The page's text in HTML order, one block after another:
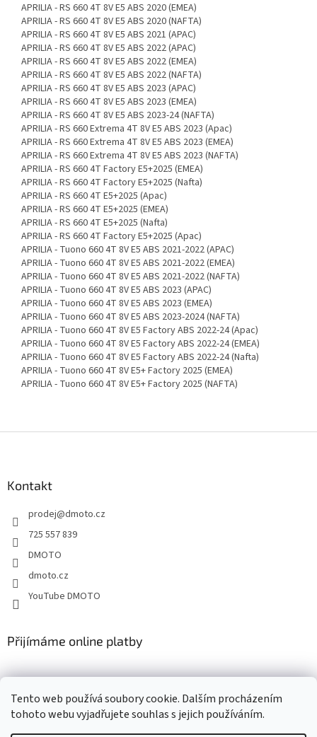
Tento web používá soubory cookie. Dalším procházením
tohoto webu vyjadřujete souhlas s jejich používáním.
APRILIA - RS 660 4T 8V E5 ABS 2020 (EMEA)
APRILIA - RS 660 4T 8V E5 ABS 2020 (NAFTA)
APRILIA - RS 660 4T 8V E5 ABS 2021 (APAC)
APRILIA - RS 660 4T 8V E5 ABS 2022 (APAC)
APRILIA - RS 660 4T 8V E5 ABS 2022 (EMEA)
APRILIA - RS 660 4T 8V E5 ABS 2022 (NAFTA)
APRILIA - RS 660 4T 8V E5 ABS 2023 (APAC)
APRILIA - RS 660 4T 8V E5 ABS 2023 (EMEA)
APRILIA - RS 660 4T 8V E5 ABS 2023-24 (NAFTA)
APRILIA - RS 660 Extrema 4T 8V E5 ABS 2023 (Apac)
APRILIA - RS 660 Extrema 4T 8V E5 ABS 2023 (EMEA)
APRILIA - RS 660 Extrema 4T 8V E5 ABS 2023 (NAFTA)
APRILIA - RS 660 4T Factory E5+2025 (EMEA)
APRILIA - RS 660 4T Factory E5+2025 (Nafta)
APRILIA - RS 660 4T E5+2025 (Apac)
APRILIA - RS 660 4T E5+2025 (EMEA)
APRILIA - RS 660 4T E5+2025 (Nafta)
APRILIA - RS 660 4T Factory E5+2025 (Apac)
APRILIA - Tuono 660 4T 8V E5 ABS 2021-2022 (APAC)
APRILIA - Tuono 660 4T 8V E5 ABS 2021-2022 (EMEA)
APRILIA - Tuono 660 4T 8V E5 ABS 2021-2022 (NAFTA)
APRILIA - Tuono 660 4T 8V E5 ABS 2023 (APAC)
APRILIA - Tuono 660 4T 8V E5 ABS 2023 (EMEA)
APRILIA - Tuono 660 4T 8V E5 ABS 2023-2024 (NAFTA)
APRILIA - Tuono 660 4T 8V E5 Factory ABS 2022-24 (Apac)
APRILIA - Tuono 660 4T 8V E5 Factory ABS 2022-24 (EMEA)
APRILIA - Tuono 660 4T 8V E5 Factory ABS 2022-24 (Nafta)
APRILIA - Tuono 660 4T 8V E5+ Factory 2025 (EMEA)
APRILIA - Tuono 660 4T 8V E5+ Factory 2025 (NAFTA)
Kontakt
prodej@dmoto.cz
725 557 839
DMOTO
dmoto.cz
YouTube DMOTO
Přijímáme online platby